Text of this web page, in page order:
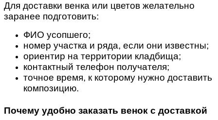
Для доставки венка или цветов желательно
заранее подготовить:
ФИО усопшего;
номер участка и ряда, если они известны;
ориентир на территории кладбища;
контактный телефон получателя;
точное время, к которому нужно доставить
композицию.
Почему удобно заказать венок с доставкой